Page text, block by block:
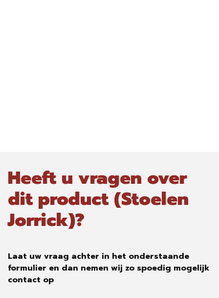
Heeft u vragen over
dit product (Stoelen
Jorrick)?
Laat uw vraag achter in het onderstaande
formulier en dan nemen wij zo spoedig mogelijk
contact op